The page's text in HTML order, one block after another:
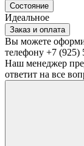
Состояние
Идеальное
Заказ и оплата
Вы можете
телефону +7 (925)
Наш менеджер
ответит на все